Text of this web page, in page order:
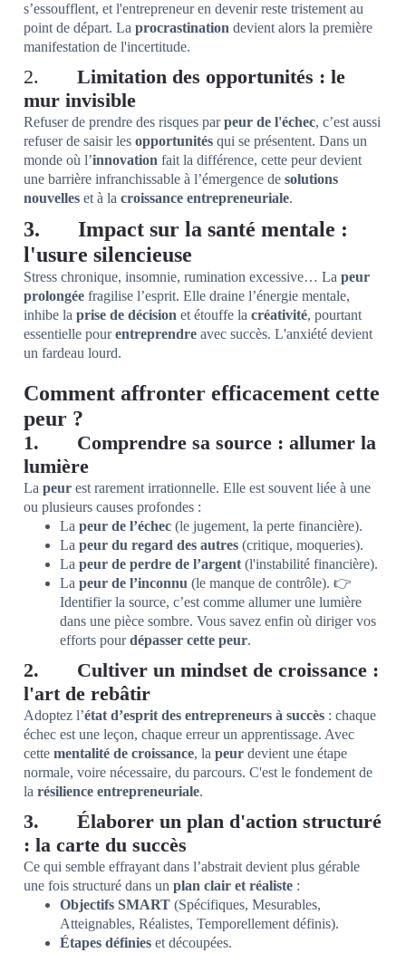
s’essoufflent, et l'entrepreneur en devenir reste tristement au
point de départ. La procrastination devient alors la première
manifestation de l'incertitude.
2. Limitation des opportunités : le
mur invisible
Refuser de prendre des risques parpeur de l'échec, c’est aussi
refuser de saisir les opportunités qui se présentent. Dans un
monde où l’innovation fait la différence, cette peur devient
une barrière infranchissable à l’émergence de solutions
nouvelles et à la croissance entrepreneuriale.
3. Impact sur la santé mentale :
l'usure silencieuse
Stress chronique, insomnie, rumination excessive… La peur
prolongée fragilise l’esprit. Elle draine l’énergie mentale,
inhibe la prise de décision et étouffe la créativité, pourtant
essentielle pourentreprendre avec succès. L'anxiété devient
un fardeau lourd.
Comment affronter efficacement cette
peur ?
1. Comprendre sa source : allumer la
lumière
La peur est rarement irrationnelle. Elle est souvent liée à une
ou plusieurs causes profondes :
La peur de l’échec (le jugement, la perte financière).
La peur du regard des autres (critique, moqueries).
La peur de perdre de l’argent (l'instabilité financière).
La peur de l’inconnu (le manque de contrôle). 👉
Identifier la source, c’est comme allumer une lumière
dans une pièce sombre. Vous savez enfin où diriger vos
efforts pourdépasser cette peur.
2. Cultiver un mindset de croissance :
l'art de rebâtir
Adoptez l’état d’esprit des entrepreneurs à succès : chaque
échec est une leçon, chaque erreur un apprentissage. Avec
cette mentalité de croissance, la peur devient une étape
normale, voire nécessaire, du parcours. C'est le fondement de
la résilience entrepreneuriale.
3. Élaborer un plan d'action structuré
: la carte du succès
Ce qui semble effrayant dans l’abstrait devient plus gérable
une fois structuré dans un plan clair et réaliste :
Objectifs SMART (Spécifiques, Mesurables,
Atteignables, Réalistes, Temporellement définis).
Étapes définies et découpées.